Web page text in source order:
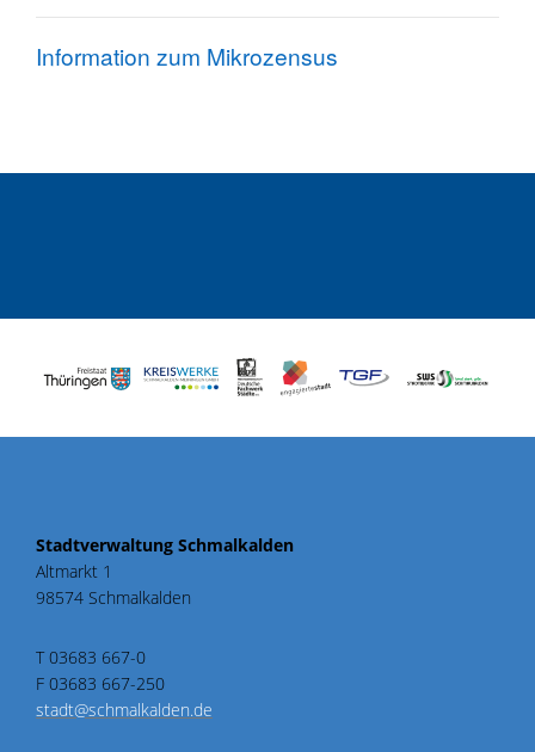
Information zum Mikrozensus
Stadtverwaltung Schmalkalden
Altmarkt 1
98574 Schmalkalden
T 03683 667-0
F 03683 667-250
stadt@schmalkalden.de